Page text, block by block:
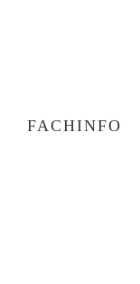
FACHINFO